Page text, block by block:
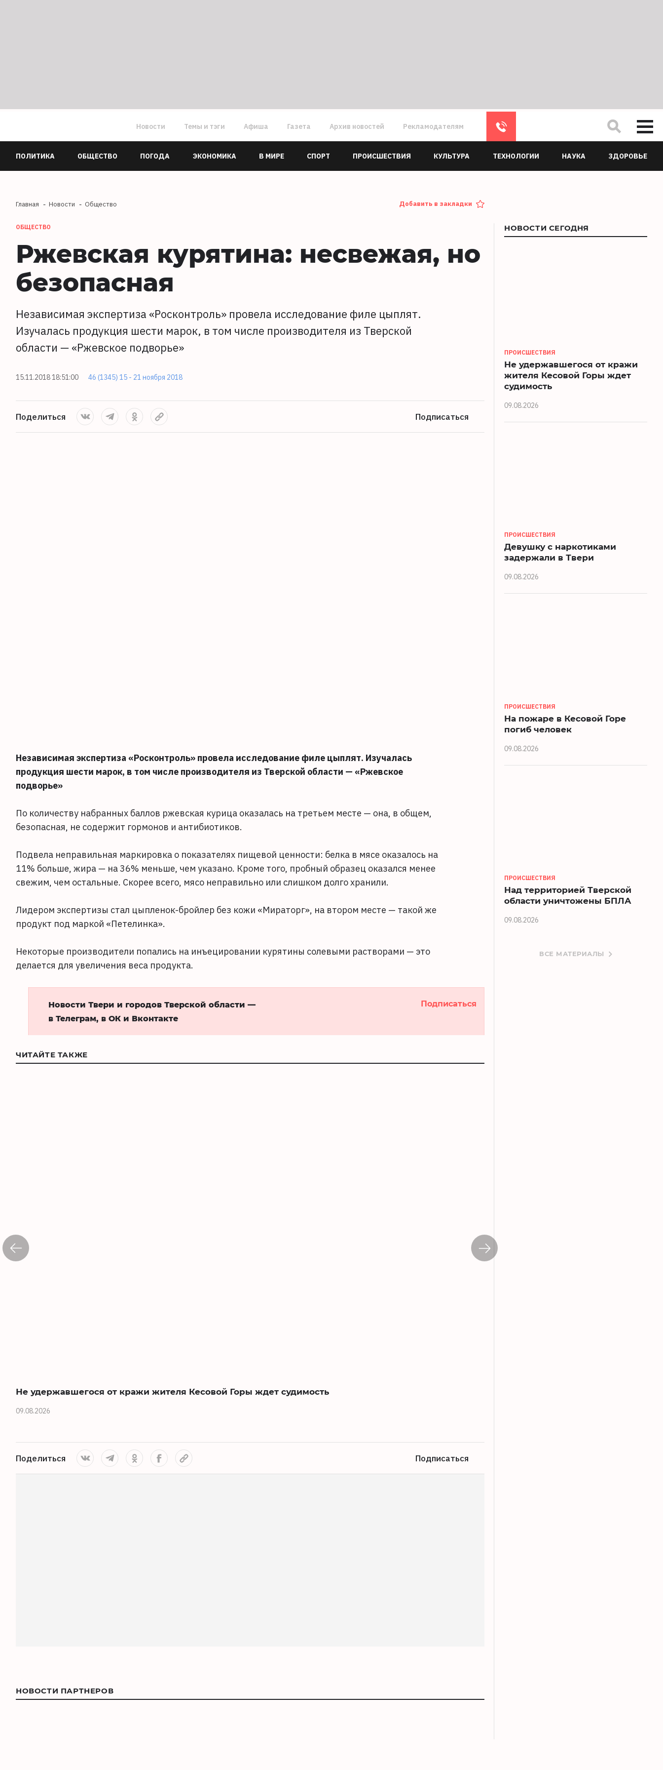
Новости Темы и тэги Афиша Газета Архив новостей Рекламодателям
ПОЛИТИКА ОБЩЕСТВО ПОГОДА ЭКОНОМИКА В МИРЕ СПОРТ ПРОИСШЕСТВИЯ КУЛЬТУРА ТЕХНОЛОГИИ НАУКА ЗДОРОВЬЕ
Главная Новости Общество Добавить в закладки
ОБЩЕСТВО
Ржевская курятина: несвежая, но
безопасная
Независимая экспертиза «Росконтроль» провела исследование филе цыплят.
Изучалась продукция шести марок, в том числе производителя из Тверской
области — «Ржевское подворье»
15.11.2018 18:51:00 46 (1345) 15 - 21 ноября 2018
Поделиться Подписаться
Независимая экспертиза «Росконтроль» провела исследование филе цыплят. Изучалась
продукция шести марок, в том числе производителя из Тверской области — «Ржевское
подворье»
По количеству набранных баллов ржевская курица оказалась на третьем месте — она, в общем,
безопасная, не содержит гормонов и антибиотиков.
Подвела неправильная маркировка о показателях пищевой ценности: белка в мясе оказалось на
11% больше, жира — на 36% меньше, чем указано. Кроме того, пробный образец оказался менее
свежим, чем остальные. Скорее всего, мясо неправильно или слишком долго хранили.
Лидером экспертизы стал цыпленок-бройлер без кожи «Мираторг», на втором месте — такой же
продукт под маркой «Петелинка».
Некоторые производители попались на инъецировании курятины солевыми растворами — это
делается для увеличения веса продукта.
Новости Твери и городов Тверской области —
в Телеграм, в ОК и Вконтакте
Подписаться
ЧИТАЙТЕ ТАКЖЕ
Не удержавшегося от кражи жителя Кесовой Горы ждет судимость
09.08.2026
Поделиться Подписаться
НОВОСТИ ПАРТНЕРОВ
НОВОСТИ СЕГОДНЯ
ПРОИСШЕСТВИЯ
Не удержавшегося от кражи
жителя Кесовой Горы ждет
судимость
09.08.2026
ПРОИСШЕСТВИЯ
Девушку с наркотиками
задержали в Твери
09.08.2026
ПРОИСШЕСТВИЯ
На пожаре в Кесовой Горе
погиб человек
09.08.2026
ПРОИСШЕСТВИЯ
Над территорией Тверской
области уничтожены БПЛА
09.08.2026
ВСЕ МАТЕРИАЛЫ